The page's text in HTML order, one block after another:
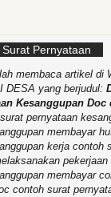
Surat Pernyataan
membaca artikel di
DESA yang berjudul:
Kesanggupan Doc
pernyataan
membayar
kerja contoh
membayar
contoh surat